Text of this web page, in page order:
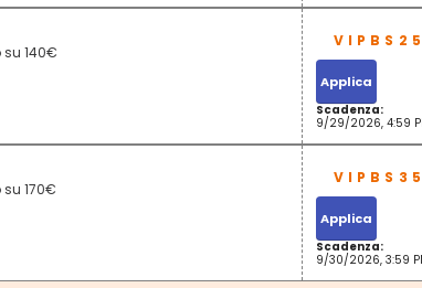
140€
Applica
Scadenza:
9/29/2026, 4:59
170€
Applica
Scadenza:
9/30/2026, 3:59